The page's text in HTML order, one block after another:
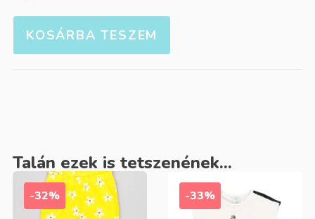
KOSÁRBA TESZEM
Talán ezek is tetszenének...
-32% -33%